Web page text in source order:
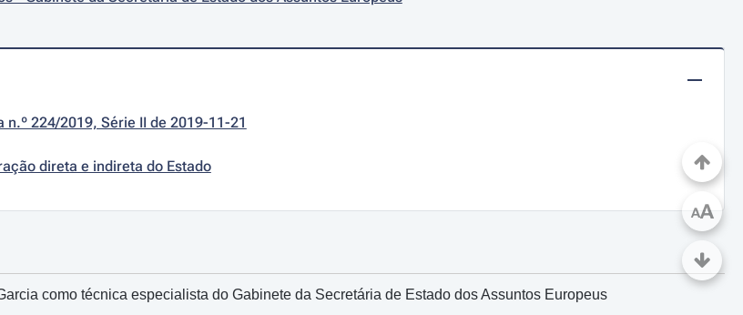
n.º 224/2019, Série II de 2019-11-21
direta e indireta do Estado
como técnica especialista do Gabinete da Secretária de Estado dos Assuntos Europeus
AA